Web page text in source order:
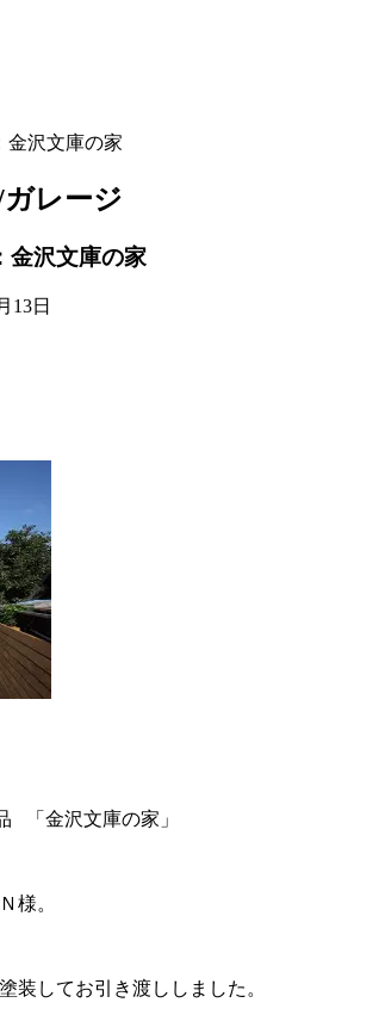
金沢文庫の家
レージ
金沢文庫の家
13日
「金沢文庫の家」
様。
装してお引き渡ししました。